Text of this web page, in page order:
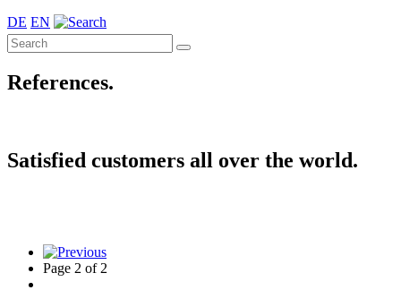
DE EN
References.
Satisfied customers all over the world.
Page 2 of 2